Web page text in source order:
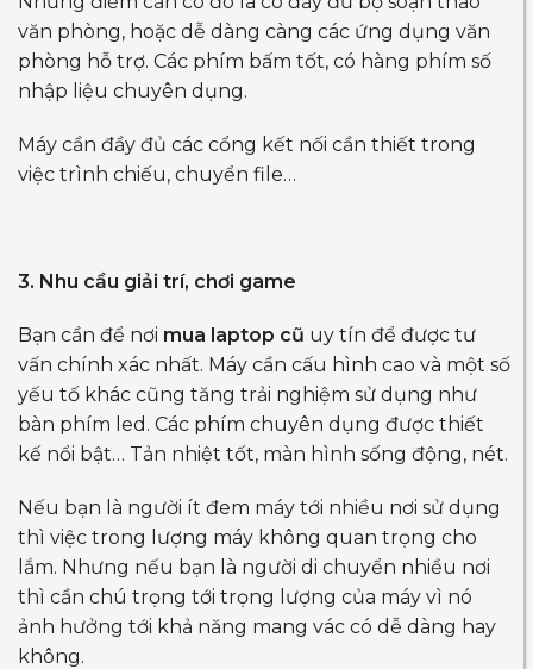
văn phòng, hoặc dễ dàng càng các ứng dụng văn
phòng hỗ trợ. Các phím bấm tốt, có hàng phím số
nhập liệu chuyên dụng.
Máy cần đầy đủ các cổng kết nối cần thiết trong
việc trình chiếu, chuyển file…
3. Nhu cầu giải trí, chơi game
Bạn cần để nơi mua laptop cũ uy tín để được tư
vấn chính xác nhất. Máy cần cấu hình cao và một số
yếu tố khác cũng tăng trải nghiệm sử dụng như
bàn phím led. Các phím chuyên dụng được thiết
kế nổi bật… Tản nhiệt tốt, màn hình sống động, nét.
Nếu bạn là người ít đem máy tới nhiều nơi sử dụng
thì việc trong lượng máy không quan trọng cho
lắm. Nhưng nếu bạn là người di chuyển nhiều nơi
thì cần chú trọng tới trọng lượng của máy vì nó
ảnh hưởng tới khả năng mang vác có dễ dàng hay
không.